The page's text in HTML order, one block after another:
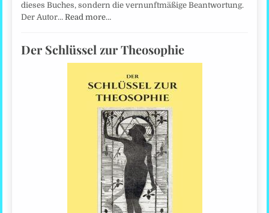
dieses Buches, sondern die vernunftmäßige Beantwortung.
Der Autor…Read more…
Der Schlüssel zur Theosophie